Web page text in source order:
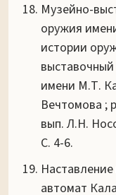
Музейно-
оружия
истории
имени М.Т.
Вечтомова ;
вып. Л.Н.
С. 4-6.
автомат